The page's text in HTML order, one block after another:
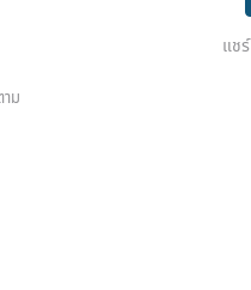
ม
แชร์